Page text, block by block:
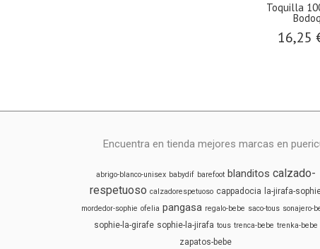
Toquilla
16,25
Encuentra en tienda mejores marcas en
abrigo-blanco-unisex babydif barefoot blanditos calzado-
respetuoso calzadorespetuoso cappadocia la-jirafa-
mordedor-sophie ofelia pangasa regalo-bebe saco-tous sonajero-
sophie-la-girafe sophie-la-jirafa tous trenca-bebe trenka-bebe
zapatos-bebe